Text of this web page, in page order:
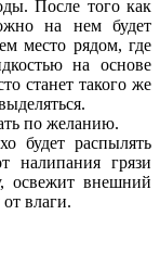
После того как
на нем будет
место рядом, где
на основе
станет такого же
по желанию.
будет распылять
налипания грязи
освежит внешний
влаги.